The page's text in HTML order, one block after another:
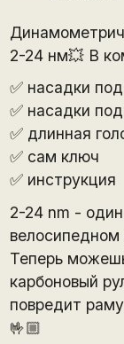
2-24 нм💥 В
✅ насадки
✅ насадки
✅ длинная
✅ сам ключ
✅ инструкция
2-24 nm -
велосипедном
Теперь
карбоновый
повредит
🤟🏼